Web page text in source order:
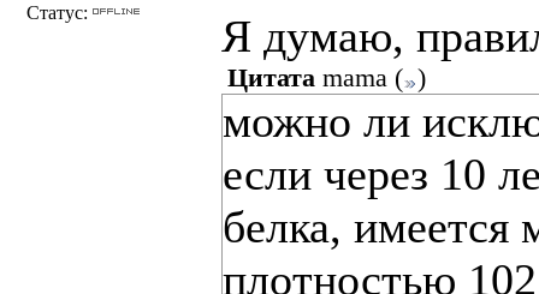
Статус:
Я думаю,
Цитата mama ( )
можно ли
если через 10
белка, имеется
плотностью